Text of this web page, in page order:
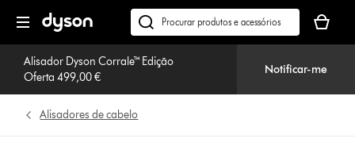
seguinte
Pesquisar
em
dyson.pt
seu
cesto
compras
está
Alisador Dyson Corrale™ Edição
Oferta 499,00 €
Notificar-me
Alisadores de cabelo